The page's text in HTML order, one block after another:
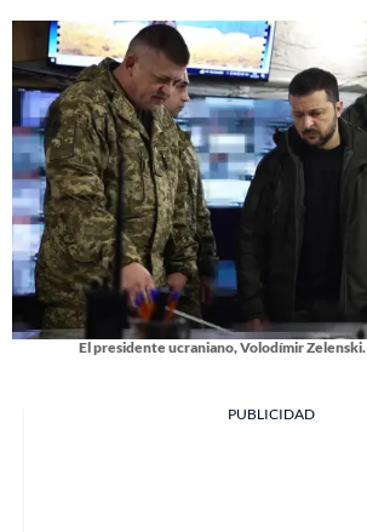
El presidente ucraniano, Volodímir Zelenski.
PUBLICIDAD